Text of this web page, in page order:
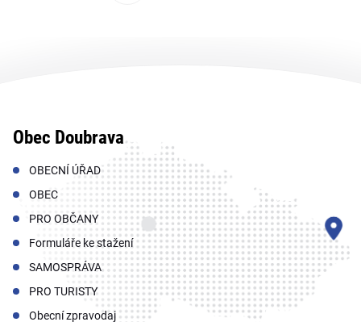
Obec Doubrava
OBECNÍ ÚŘAD
OBEC
PRO OBČANY
Formuláře ke stažení
SAMOSPRÁVA
PRO TURISTY
Obecní zpravodaj